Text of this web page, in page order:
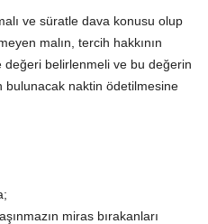
ve süratle dava konusu olup
malın, tercih hakkının
değeri belirlenmeli ve bu değerin
bulunacak naktin ödetilmesine
miras bırakanları